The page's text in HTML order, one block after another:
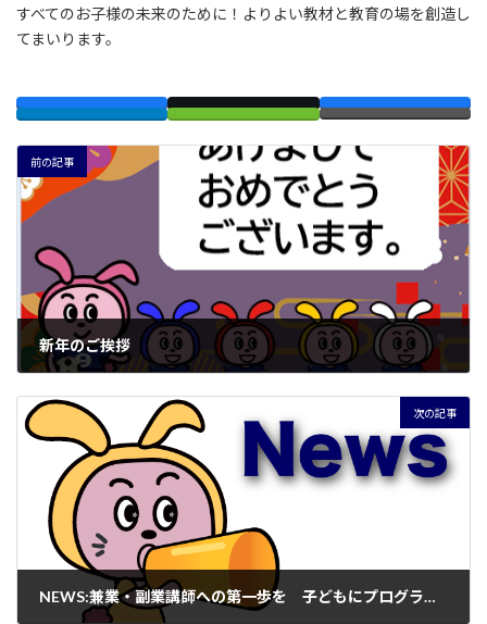
すべてのお子様の未来のために！よりよい教材と教育の場を創造し
てまいります。
前の記事
新年のご挨拶
次の記事
NEWS:兼業・副業講師への第一歩を 子どもにプログラミングを教えたい大人向け講座、4月29日開講